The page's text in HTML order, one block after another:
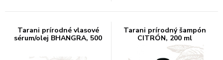
Tarani prírodné vlasové
sérum/olej BHANGRA, 500
Tarani prírodný šampón
CITRÓN, 200 ml